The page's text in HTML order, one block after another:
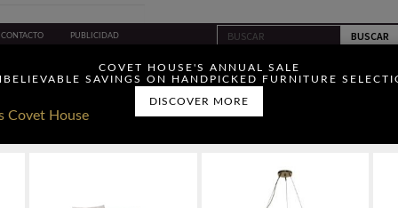
COVET HOUSE'S ANNUAL SALE
SAVINGS ON HANDPICKED FURNITURE
DISCOVER MORE
CONTACTO PUBLICIDAD
TIENDA